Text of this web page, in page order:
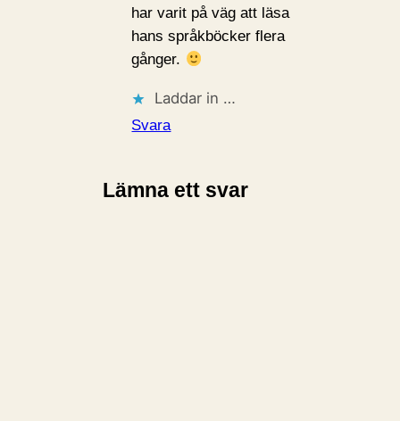
har varit på väg att läsa
hans språkböcker flera
gånger.
Laddar in …
Svara
Lämna ett svar